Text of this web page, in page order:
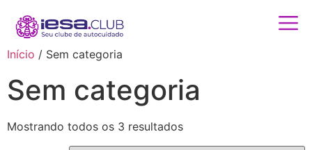
Início / Sem categoria
Sem categoria
Mostrando todos os 3 resultados